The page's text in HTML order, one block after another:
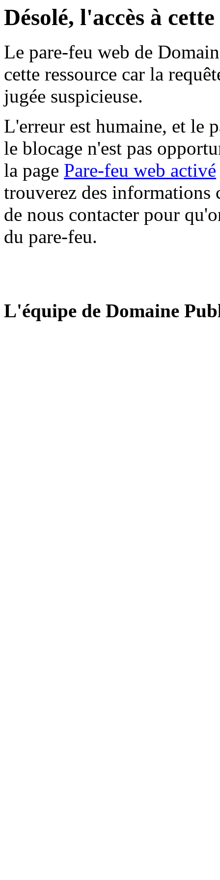
Désolé, l'accès à
Le pare-feu web de
cette ressource car la
jugée suspicieuse.
L'erreur est humaine, et le
le blocage n'est pas
la page Pare-feu web activé
trouverez des informations
de nous contacter pour
du pare-feu.
L'équipe de Domaine